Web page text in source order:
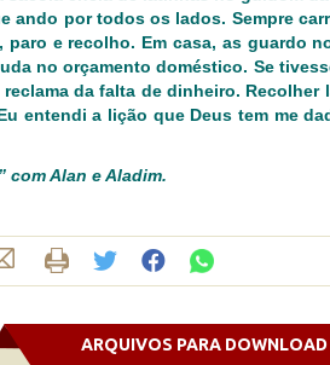
ando por todos os lados. Sempre
paro e recolho. Em casa, as guardo
no orçamento doméstico. Se
da falta de dinheiro. Recolher
entendi a lição que Deus tem me
com Alan e Aladim.
ARQUIVOS PARA DOWNLOAD